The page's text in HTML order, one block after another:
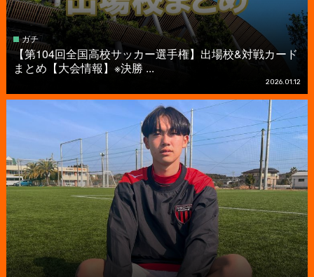
ガチ
【第104回全国高校サッカー選手権】出場校&対戦カード
まとめ【大会情報】※決勝 ...
2026.01.12